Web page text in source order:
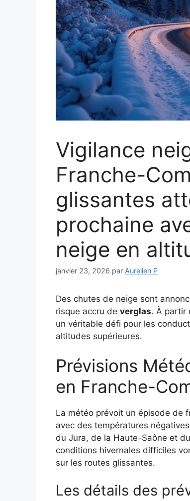
Vigilance
Franche-
glissantes
prochaine
neige en
janvier 23, 2026 par Aurelien P
Des chutes de neige sont
risque accru de verglas. À partir
un véritable défi pour les
altitudes supérieures.
Prévisions
en Franche-
La météo prévoit un épisode de
avec des températures
du Jura, de la Haute-Saône et
conditions hivernales difficiles
sur les routes glissantes.
Les détails des